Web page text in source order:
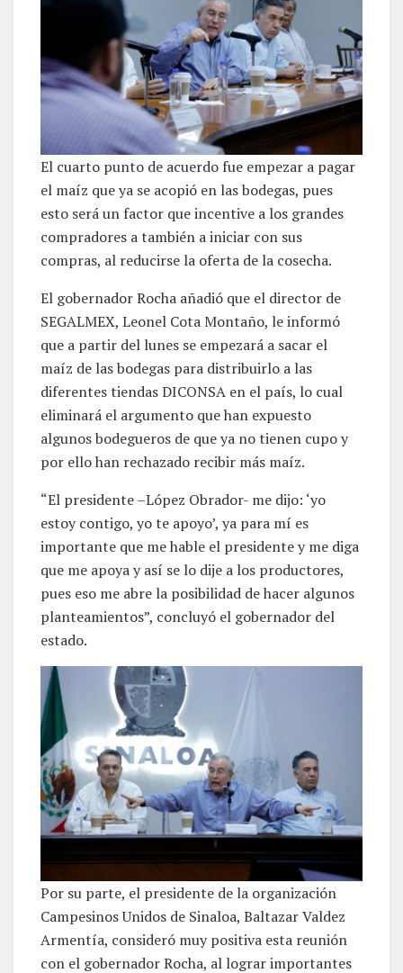
El cuarto punto de acuerdo fue empezar a pagar
el maíz que ya se acopió en las bodegas, pues
esto será un factor que incentive a los grandes
compradores a también a iniciar con sus
compras, al reducirse la oferta de la cosecha.
El gobernador Rocha añadió que el director de
SEGALMEX, Leonel Cota Montaño, le informó
que a partir del lunes se empezará a sacar el
maíz de las bodegas para distribuirlo a las
diferentes tiendas DICONSA en el país, lo cual
eliminará el argumento que han expuesto
algunos bodegueros de que ya no tienen cupo y
por ello han rechazado recibir más maíz.
“El presidente –López Obrador- me dijo: ‘yo
estoy contigo, yo te apoyo’, ya para mí es
importante que me hable el presidente y me diga
que me apoya y así se lo dije a los productores,
pues eso me abre la posibilidad de hacer algunos
planteamientos”, concluyó el gobernador del
estado.
Por su parte, el presidente de la organización
Campesinos Unidos de Sinaloa, Baltazar Valdez
Armentía, consideró muy positiva esta reunión
con el gobernador Rocha, al lograr importantes